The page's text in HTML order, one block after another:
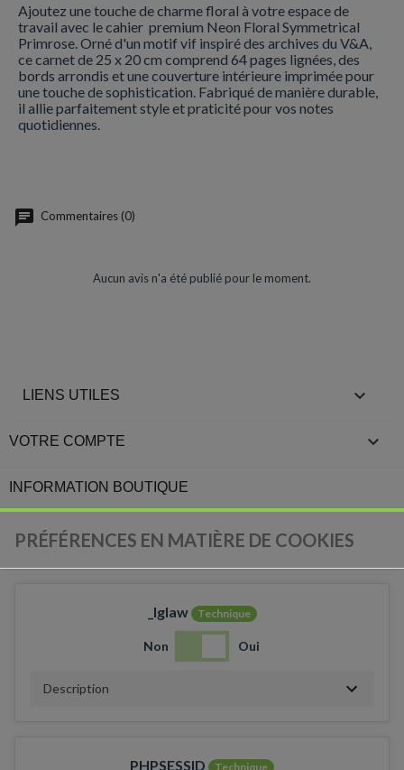
Ajoutez une touche de charme floral à votre espace de
travail avec le cahier premium Neon Floral Symmetrical
Primrose. Orné d'un motif vif inspiré des archives du V&A,
ce carnet de 25 x 20 cm comprend 64 pages lignées, des
bords arrondis et une couverture intérieure imprimée pour
une touche de sophistication. Fabriqué de manière durable,
il allie parfaitement style et praticité pour vos notes
quotidiennes.
Commentaires (0)
Aucun avis n'a été publié pour le moment.
LIENS UTILES 
VOTRE COMPTE 
INFORMATION BOUTIQUE
PRÉFÉRENCES EN MATIÈRE DE COOKIES
_lglaw Technique
Non Oui
Description
PHPSESSID Technique